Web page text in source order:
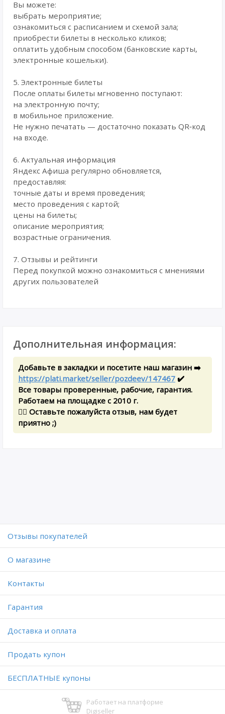
Вы можете:
выбрать мероприятие;
ознакомиться с расписанием и схемой зала;
приобрести билеты в несколько кликов;
оплатить удобным способом (банковские карты,
электронные кошельки).
5. Электронные билеты
После оплаты билеты мгновенно поступают:
на электронную почту;
в мобильное приложение.
Не нужно печатать — достаточно показать QR‑код
на входе.
6. Актуальная информация
Яндекс Афиша регулярно обновляется,
предоставляя:
точные даты и время проведения;
место проведения с картой;
цены на билеты;
описание мероприятия;
возрастные ограничения.
7. Отзывы и рейтинги
Перед покупкой можно ознакомиться с мнениями
других пользователей
Дополнительная информация:
Добавьте в закладки и посетите наш магазин ➡️
https://plati.market/seller/pozdeev/147467 ✔️
Все товары проверенные, рабочие, гарантия.
Работаем на площадке с 2010 г.
✍🏻 Оставьте пожалуйста отзыв, нам будет
приятно ;)
Отзывы покупателей
O магазине
Контакты
Гарантия
Доставка и оплата
Продать купон
БЕСПЛАТНЫЕ купоны
Работает на платформе
Digiseller